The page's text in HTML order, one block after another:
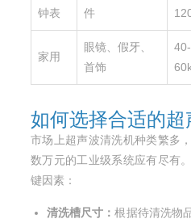
钟表
件
家用
眼镜、假牙、
首饰
40-
如何选择合适的
市场上超声波清洗机种类繁多
数万元的工业级系统应有尽有
键因素：
清洗槽尺寸：根据待清洗物